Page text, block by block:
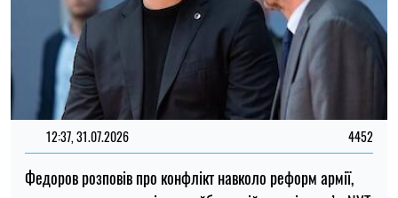
ТОП